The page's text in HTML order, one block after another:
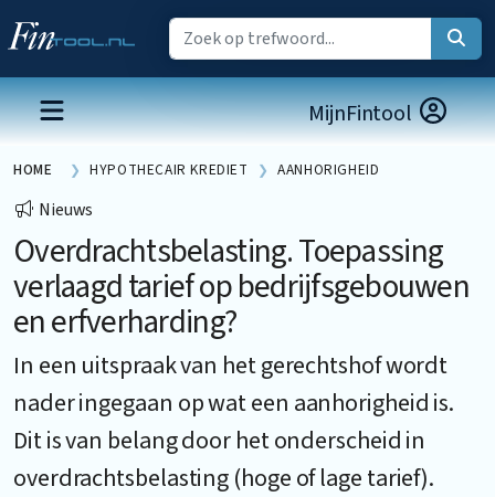
MijnFintool
HOME HYPOTHECAIR KREDIET AANHORIGHEID
Nieuws
Overdrachtsbelasting. Toepassing
verlaagd tarief op bedrijfsgebouwen
en erfverharding?
In een uitspraak van het gerechtshof wordt
nader ingegaan op wat een aanhorigheid is.
Dit is van belang door het onderscheid in
overdrachtsbelasting (hoge of lage tarief).